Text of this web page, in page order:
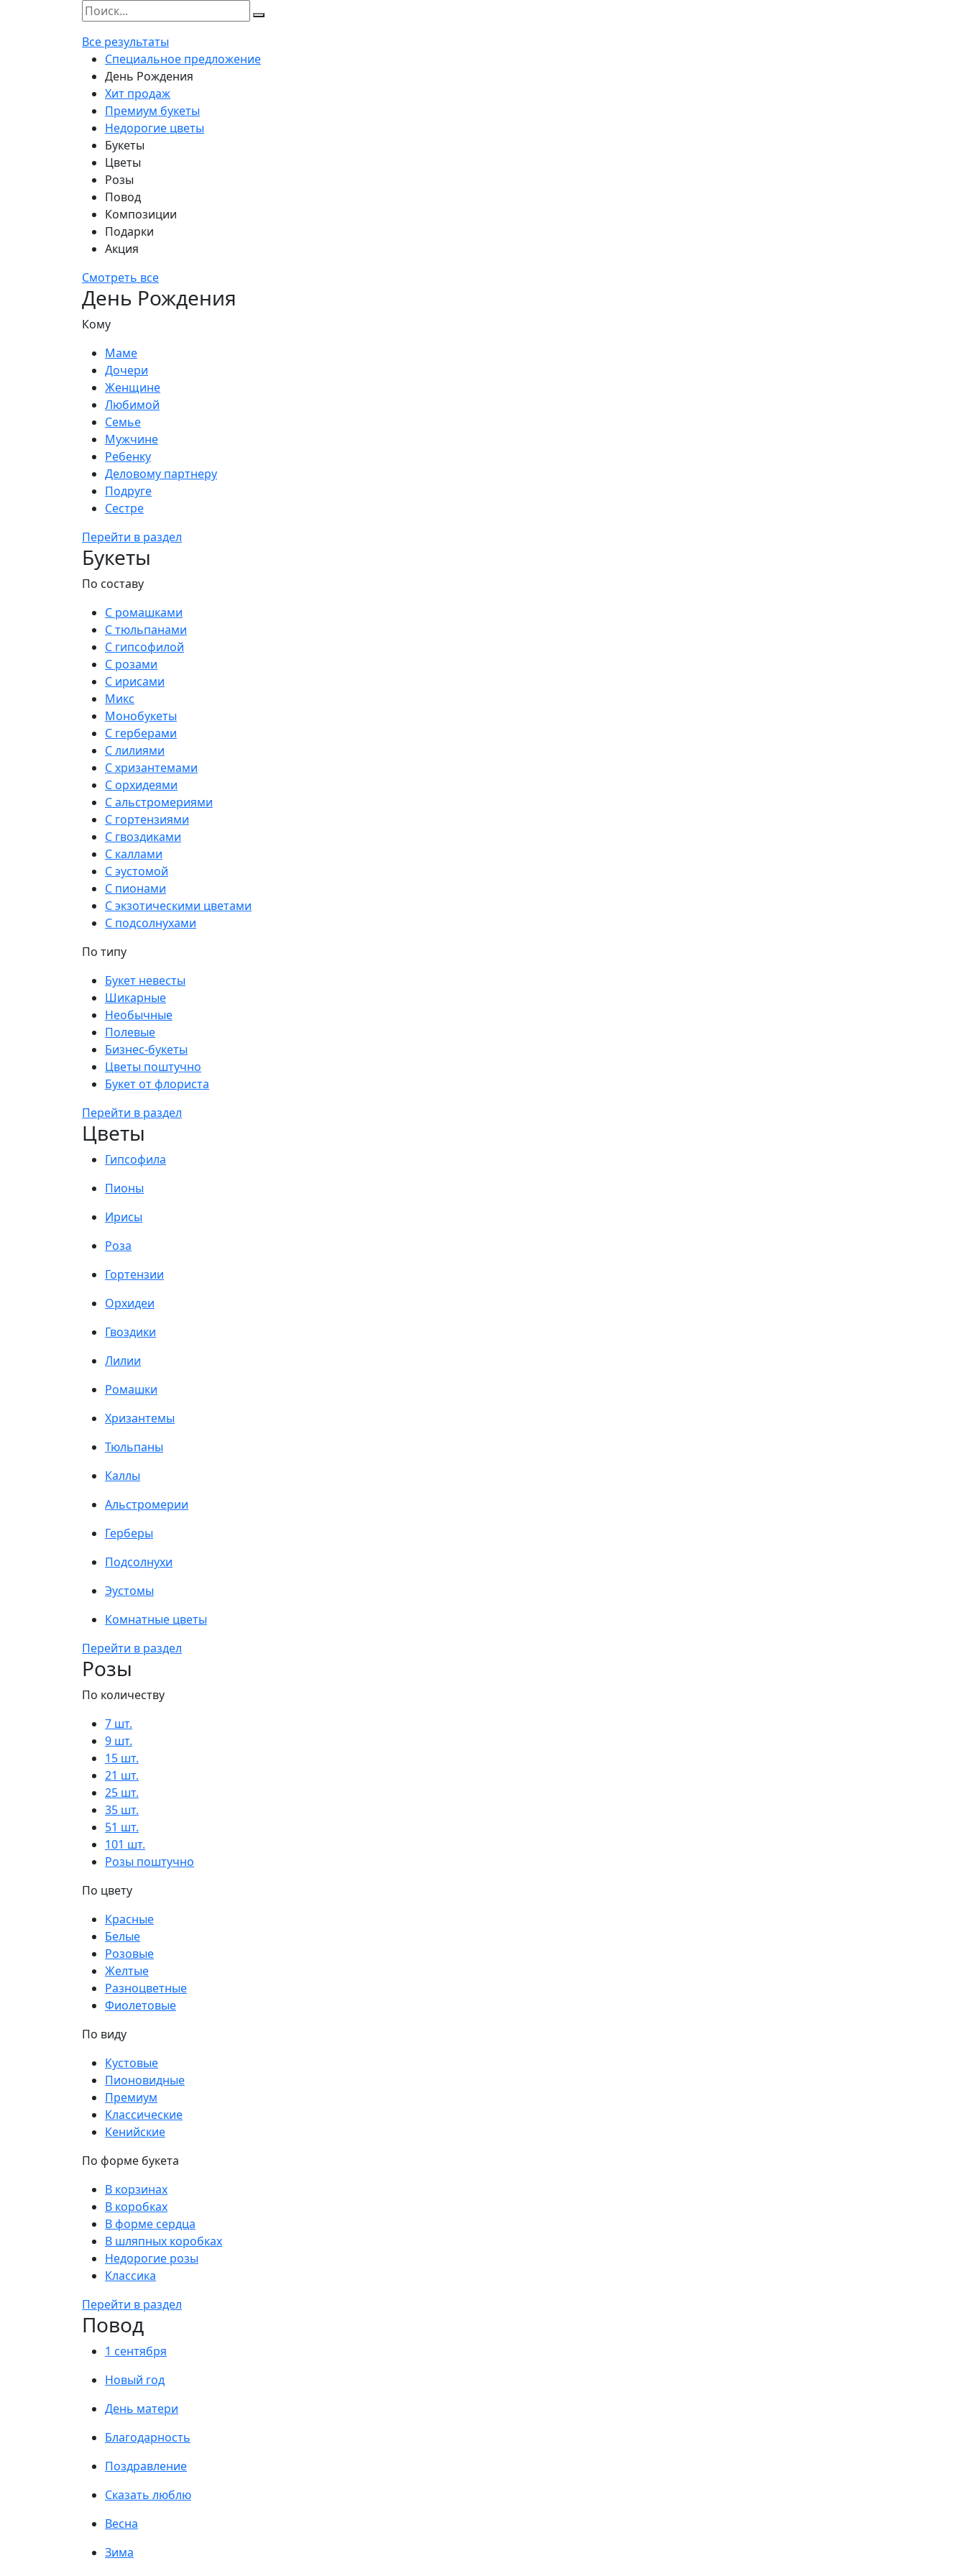
Все результаты
Специальное предложение
День Рождения
Хит продаж
Премиум букеты
Недорогие цветы
Букеты
Цветы
Розы
Повод
Композиции
Подарки
Акция
Смотреть все
День Рождения
Кому
Маме
Дочери
Женщине
Любимой
Семье
Мужчине
Ребенку
Деловому партнеру
Подруге
Сестре
Перейти в раздел
Букеты
По составу
С ромашками
С тюльпанами
С гипсофилой
С розами
С ирисами
Микс
Монобукеты
С герберами
С лилиями
С хризантемами
С орхидеями
С альстромериями
С гортензиями
С гвоздиками
С каллами
С эустомой
С пионами
С экзотическими цветами
С подсолнухами
По типу
Букет невесты
Шикарные
Необычные
Полевые
Бизнес-букеты
Цветы поштучно
Букет от флориста
Перейти в раздел
Цветы
Гипсофила
Пионы
Ирисы
Роза
Гортензии
Орхидеи
Гвоздики
Лилии
Ромашки
Хризантемы
Тюльпаны
Каллы
Альстромерии
Герберы
Подсолнухи
Эустомы
Комнатные цветы
Перейти в раздел
Розы
По количеству
7 шт.
9 шт.
15 шт.
21 шт.
25 шт.
35 шт.
51 шт.
101 шт.
Розы поштучно
По цвету
Красные
Белые
Розовые
Желтые
Разноцветные
Фиолетовые
По виду
Кустовые
Пионовидные
Премиум
Классические
Кенийские
По форме букета
В корзинах
В коробках
В форме сердца
В шляпных коробках
Недорогие розы
Классика
Перейти в раздел
Повод
1 сентября
Новый год
День матери
Благодарность
Поздравление
Сказать люблю
Весна
Зима